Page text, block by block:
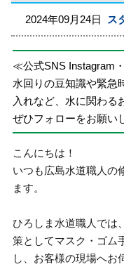
2024年09月24日 ス
≪公式SNS Instagram
水回りの豆知識や緊急
入れなど、水に関わる
ぜひフォローをお願い
こんにちは！
いつも広島水道職人の
ます。
ひろしま水道職人では
策としてマスク・ゴム
し、お客様の現場へお